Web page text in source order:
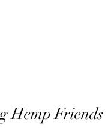
Hemp Friends